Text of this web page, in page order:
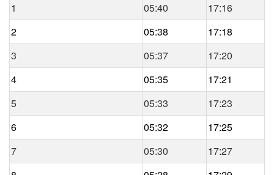
1
05:40
17:16
2
05:38
17:18
3
05:37
17:20
4
05:35
17:21
5
05:33
17:23
6
05:32
17:25
7
05:30
17:27